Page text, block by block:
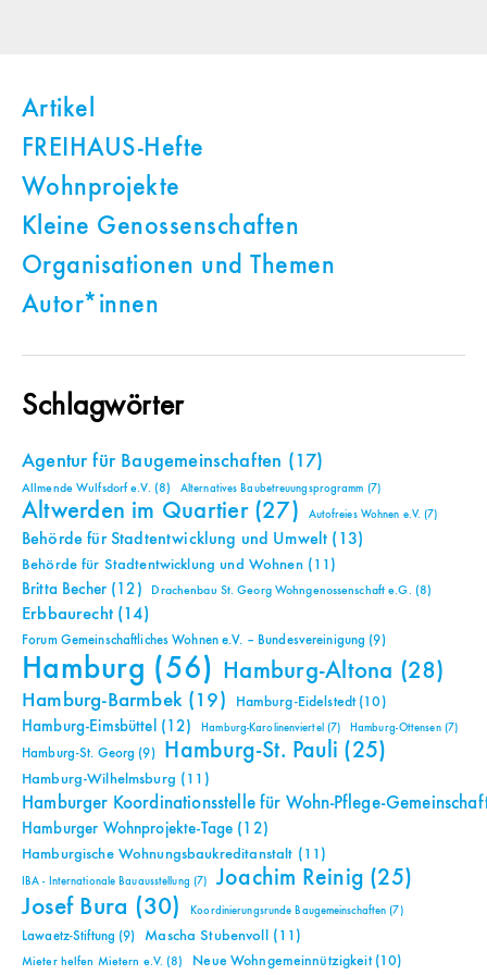
Artikel
FREIHAUS-Hefte
Wohnprojekte
Kleine Genossenschaften
Organisationen und Themen
Autor*innen
Schlagwörter
Agentur für Baugemeinschaften (17)
Allmende Wulfsdorf e.V. (8) Alternatives Baubetreuungsprogramm (7)
Altwerden im Quartier(27) Autofreies Wohnen e.V. (7)
Behörde für Stadtentwicklung und Umwelt (13)
Behörde für Stadtentwicklung und Wohnen(11)
Britta Becher(12) Drachenbau St. Georg Wohngenossenschaft e.G. (8)
Erbbaurecht(14)
Forum Gemeinschaftliches Wohnen e.V. – Bundesvereinigung (9)
Hamburg (56) Hamburg-Altona (28)
Hamburg-Barmbek(19) Hamburg-Eidelstedt(10)
Hamburg-Eimsbüttel (12) Hamburg-Karolinenviertel (7) Hamburg-Ottensen(7)
Hamburg-St. Georg (9) Hamburg-St. Pauli (25)
Hamburg-Wilhelmsburg (11)
Hamburger Koordinationsstelle für Wohn-Pflege-
Hamburger Wohnprojekte-Tage (12)
Hamburgische Wohnungsbaukreditanstalt (11)
IBA - Internationale Bauausstellung (7) Joachim Reinig (25)
Josef Bura (30) Koordinierungsrunde Baugemeinschaften (7)
Lawaetz-Stiftung (9) Mascha Stubenvoll (11)
Mieter helfen Mietern e.V. (8) Neue Wohngemeinnützigkeit(10)